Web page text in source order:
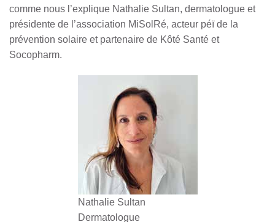
comme nous l’explique Nathalie Sultan, dermatologue et
présidente de l’association MiSolRé, acteur péï de la
prévention solaire et partenaire de Kôté Santé et
Socopharm.
Nathalie Sultan
Dermatologue